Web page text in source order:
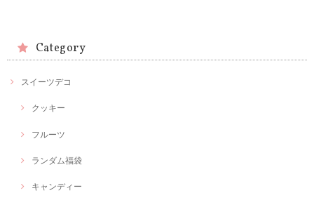
Category
スイーツデコ
クッキー
フルーツ
ランダム福袋
キャンディー